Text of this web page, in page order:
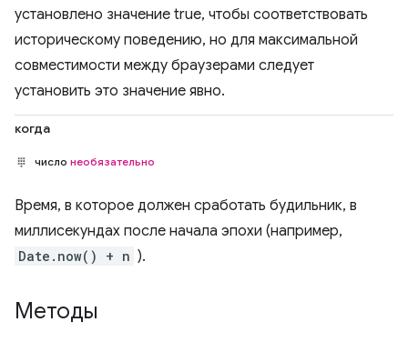
установлено значение true, чтобы соответствовать
историческому поведению, но для максимальной
совместимости между браузерами следует
установить это значение явно.
когда
число необязательно
Время, в которое должен сработать будильник, в
миллисекундах после начала эпохи (например,
Date.now() + n ).
Методы